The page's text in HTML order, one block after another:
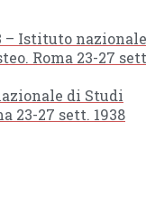
– Istituto nazionale
Roma 23-27
di Studi
23-27 sett. 1938